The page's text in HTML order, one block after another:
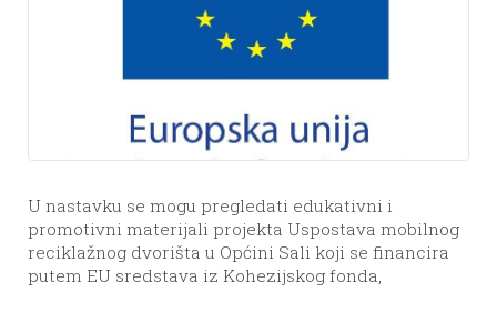
U nastavku se mogu pregledati edukativni i
promotivni materijali projekta Uspostava mobilnog
reciklažnog dvorišta u Općini Sali koji se financira
putem EU sredstava iz Kohezijskog fonda,